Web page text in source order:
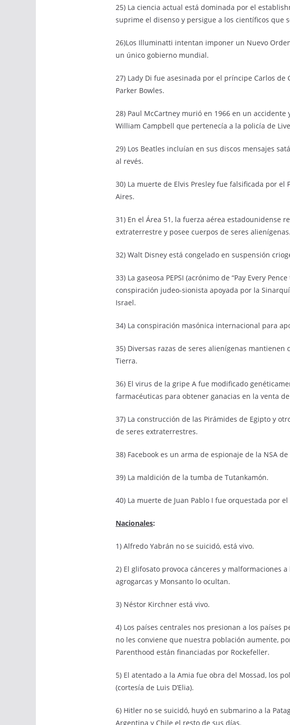
25) La ciencia actual está dominada por el
suprime el disenso y persigue a los científicos que
26)Los Illuminatti intentan imponer un Nuevo
un único gobierno mundial.
27) Lady Di fue asesinada por el príncipe Carlos de
Parker Bowles.
28) Paul McCartney murió en 1966 en un
William Campbell que pertenecía a la policía de
29) Los Beatles incluían en sus discos mensajes
al revés.
30) La muerte de Elvis Presley fue falsificada por el
Aires.
31) En el Área 51, la fuerza aérea estadounidense
extraterrestre y posee cuerpos de seres alienígenas.
32) Walt Disney está congelado en suspensión
33) La gaseosa PEPSI (acrónimo de “Pay Every
conspiración judeo-sionista apoyada por la
Israel.
34) La conspiración masónica internacional para
35) Diversas razas de seres alienígenas
Tierra.
36) El virus de la gripe A fue modificado
farmacéuticas para obtener ganacias en la venta
37) La construcción de las Pirámides de Egipto y
de seres extraterrestres.
38) Facebook es un arma de espionaje de la NSA
39) La maldición de la tumba de Tutankamón.
40) La muerte de Juan Pablo I fue orquestada por
Nacionales:
1) Alfredo Yabrán no se suicidó, está vivo.
2) El glifosato provoca cánceres y malformaciones
agrogarcas y Monsanto lo ocultan.
3) Néstor Kirchner está vivo.
4) Los países centrales nos presionan a los países
no les conviene que nuestra población aumente,
Parenthood están financiadas por Rockefeller.
5) El atentado a la Amia fue obra del Mossad, los
(cortesía de Luis D’Elia).
6) Hitler no se suicidó, huyó en submarino a la
Argentina y Chile el resto de sus días.